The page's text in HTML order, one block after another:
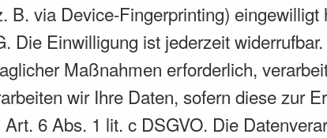
via Device-Fingerprinting)
Die Einwilligung ist jederzeit
Maßnahmen erforderlich,
wir Ihre Daten, sofern diese zur
6 Abs. 1 lit. c DSGVO. Die